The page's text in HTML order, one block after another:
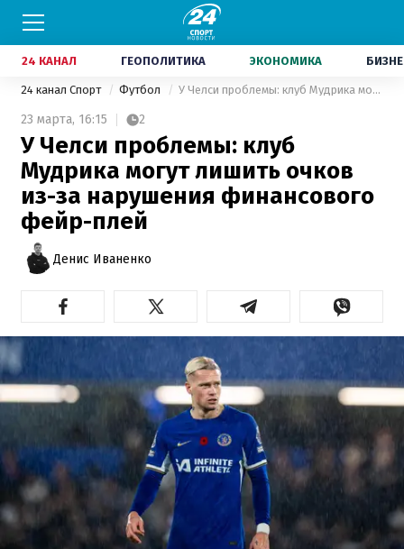
24 КАНАЛ ГЕОПОЛИТИКА ЭКОНОМИКА
24 канал Спорт Футбол У Челси проблемы: клуб Мудрика могут лишить очков из-за нарушения финансового фейр-плей
23 марта, 16:15 2
У Челси проблемы: клуб
Мудрика могут лишить очков
из-за нарушения финансового
фейр-плей
Денис Иваненко